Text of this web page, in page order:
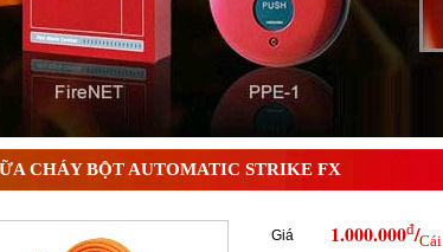
CHÁY BỘT AUTOMATIC STRIKE FX
Giá 1.000.000đ/Cái